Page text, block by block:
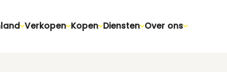
Verkopen Kopen Diensten Over ons